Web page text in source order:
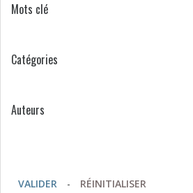
Mots clé
Catégories
Auteurs
VALIDER - RÉINITIALISER